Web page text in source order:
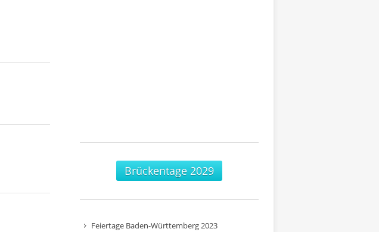
Brückentage 2029
Feiertage Baden-Württemberg 2023